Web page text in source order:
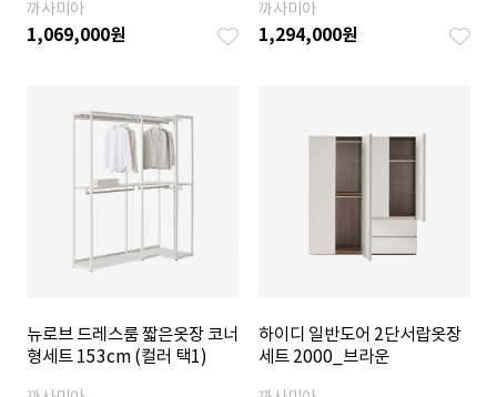
까사미아
1,069,000원
까사미아
1,294,000원
뉴로브 드레스룸 짧은옷장 코너
형세트 153cm (컬러 택1)
하이디 일반도어 2단서랍옷장
세트 2000_브라운